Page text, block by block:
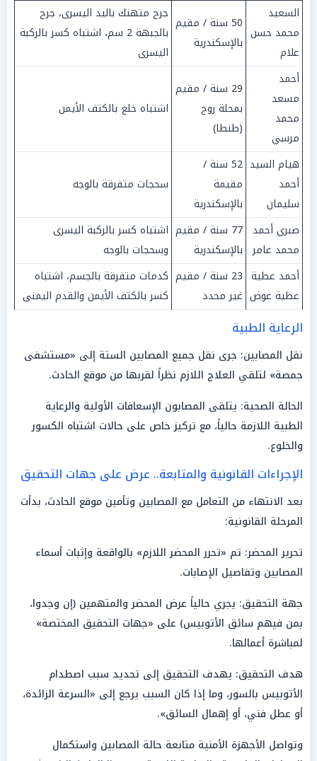
السعيد
محمد حسن
علام
50 سنة / مقيم
بالإسكندرية
جرح متهتك باليد اليسرى، جرح
بالجبهة 2 سم، اشتباه كسر بالركبة
اليسرى
أحمد
مسعد
محمد
مرسي
29 سنة / مقيم
بمحلة روح
(طنطا)
اشتباه خلع بالكتف الأيمن
هيام السيد
أحمد
سليمان
52 سنة /
مقيمة
بالإسكندرية
سحجات متفرقة بالوجه
صبري أحمد
محمد عامر
77 سنة / مقيم
بالإسكندرية
اشتباه كسر بالركبة اليسرى
وسحجات بالوجه
أحمد عطية
عطية عوض
23 سنة / مقيم
غير محدد
كدمات متفرقة بالجسم، اشتباه
كسر بالكتف الأيمن والقدم اليمنى
الرعاية الطبية
نقل المصابين: جرى نقل جميع المصابين الستة إلى «مستشفى
جمصة» لتلقي العلاج اللازم نظراً لقربها من موقع الحادث.
الحالة الصحية: يتلقى المصابون الإسعافات الأولية والرعاية
الطبية اللازمة حالياً، مع تركيز خاص على حالات اشتباه الكسور
والخلوع.
الإجراءات القانونية والمتابعة.. عرض على جهات التحقيق
بعد الانتهاء من التعامل مع المصابين وتأمين موقع الحادث، بدأت
المرحلة القانونية:
تحرير المحضر: تم «تحرر المحضر اللازم» بالواقعة وإثبات أسماء
المصابين وتفاصيل الإصابات.
جهة التحقيق: يجري حالياً عرض المحضر والمتهمين (إن وجدوا،
بمن فيهم سائق الأتوبيس) على «جهات التحقيق المختصة»
لمباشرة أعمالها.
هدف التحقيق: يهدف التحقيق إلى تحديد سبب اصطدام
الأتوبيس بالسور، وما إذا كان السبب يرجع إلى «السرعة الزائدة،
أو عطل فني، أو إهمال السائق».
وتواصل الأجهزة الأمنية متابعة حالة المصابين واستكمال